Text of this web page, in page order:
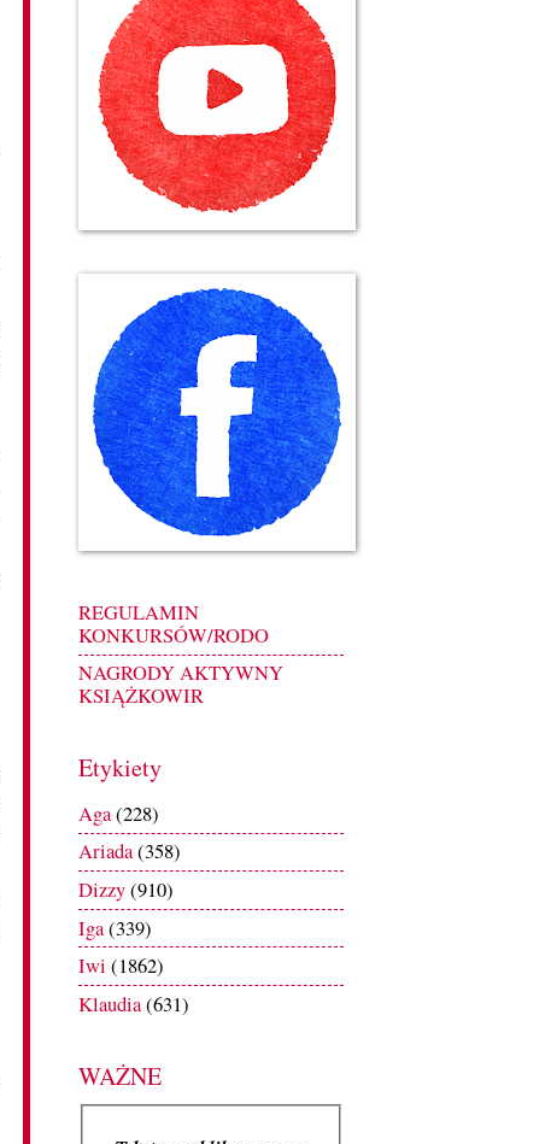
REGULAMIN
KONKURSÓW/RODO
NAGRODY AKTYWNY
KSIĄŻKOWIR
Etykiety
Aga(228)
Ariada(358)
Dizzy(910)
Iga(339)
Iwi (1862)
Klaudia(631)
WAŻNE